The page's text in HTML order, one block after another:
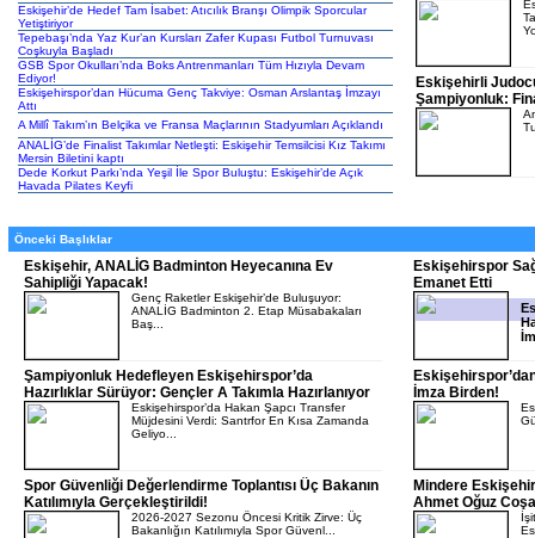
Eskişehir’de Hedef Tam İsabet: Atıcılık Branşı Olimpik Sporcular
Yetiştiriyor
Tepebaşı’nda Yaz Kur’an Kursları Zafer Kupası Futbol Turnuvası
Coşkuyla Başladı
GSB Spor Okulları’nda Boks Antrenmanları Tüm Hızıyla Devam
Ediyor!
Eskişehirspor’dan Hücuma Genç Takviye: Osman Arslantaş İmzayı
Attı
A Millî Takım’ın Belçika ve Fransa Maçlarının Stadyumları Açıklandı
ANALİG’de Finalist Takımlar Netleşti: Eskişehir Temsilcisi Kız Takımı
Mersin Biletini kaptı
Dede Korkut Parkı’nda Yeşil İle Spor Buluştu: Eskişehir’de Açık
Havada Pilates Keyfi
Eskişehirli
Şampiyonluk:
Önceki Başlıklar
Eskişehir, ANALİG Badminton Heyecanına Ev
Sahipliği Yapacak!
Genç Raketler Eskişehir’de Buluşuyor:
ANALİG Badminton 2. Etap Müsabakaları
Baş...
Şampiyonluk Hedefleyen Eskişehirspor’da
Hazırlıklar Sürüyor: Gençler A Takımla Hazırlanıyor
Eskişehirspor’da Hakan Şapcı Transfer
Müjdesini Verdi: Santrfor En Kısa Zamanda
Geliyo...
Spor Güvenliği Değerlendirme Toplantısı Üç Bakanın
Katılımıyla Gerçekleştirildi!
2026-2027 Sezonu Öncesi Kritik Zirve: Üç
Bakanlığın Katılımıyla Spor Güvenl...
Eskişehirspor
Emanet Etti
İmza Birden!
Mindere
Ahmet Oğuz